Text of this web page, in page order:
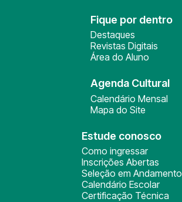
Fique por dentro
Destaques
Revistas Digitais
Área do Aluno
Agenda Cultural
Calendário Mensal
Mapa do Site
Estude conosco
Como ingressar
Inscrições Abertas
Seleção em Andamento
Calendário Escolar
Certificação Técnica